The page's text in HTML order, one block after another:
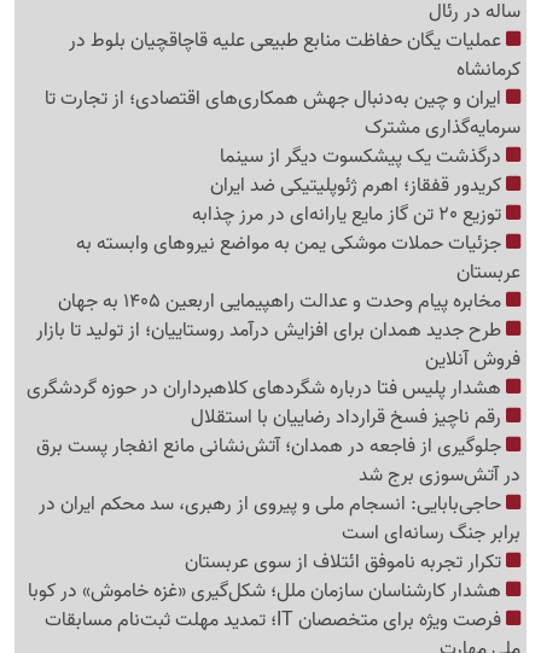
ساله در رئال
عملیات یگان حفاظت منابع طبیعی علیه قاچاقچیان بلوط در
کرمانشاه
ایران و چین به‌دنبال جهش همکاری‌های اقتصادی؛ از تجارت تا
سرمایه‌گذاری مشترک
درگذشت یک پیشکسوت دیگر از سینما
کریدور قفقاز؛ اهرم ژئوپلیتیکی ضد ایران
توزیع 20 تن گاز مایع یارانه‌ای در مرز چذابه
جزئیات حملات موشکی یمن به مواضع نیروهای وابسته به
عربستان
مخابره پیام وحدت و عدالت راهپیمایی اربعین 1405 به جهان
طرح جدید همدان برای افزایش درآمد روستاییان؛ از تولید تا بازار
فروش آنلاین
هشدار پلیس فتا درباره شگردهای کلاهبرداران در حوزه گردشگری
رقم ناچیز فسخ قرارداد رضاییان با استقلال
جلوگیری از فاجعه در همدان؛ آتش‌نشانی مانع انفجار پست برق
در آتش‌سوزی برج شد
حاجی‌بابایی: انسجام ملی و پیروی از رهبری، سد محکم ایران در
برابر جنگ رسانه‌ای است
تکرار تجربه ناموفق ائتلاف از سوی عربستان
هشدار کارشناسان سازمان ملل؛ شکل‌گیری «غزه‌ خاموش» در کوبا
فرصت ویژه برای متخصصان IT؛ تمدید مهلت ثبت‌نام مسابقات